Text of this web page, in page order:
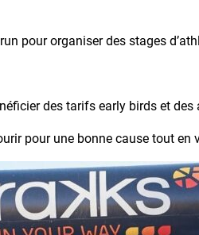
pour organiser des stages
des tarifs early birds et
pour une bonne cause tout en